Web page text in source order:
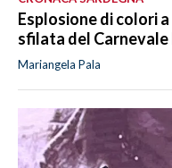
Esplosione di colori
sfilata del Carnevale
Mariangela Pala